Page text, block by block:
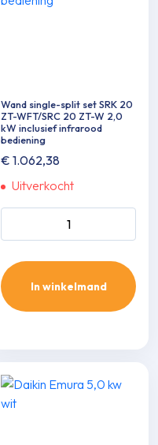
Wand single-split set SRK 20
ZT-WFT/SRC 20 ZT-W 2,0
kW inclusief infrarood
bediening
€ 1.062,38
Uitverkocht
Wand single-split set SRK 20
ZT-WFT/SRC 20 ZT-W 2,0
bediening aantal
In winkelmand